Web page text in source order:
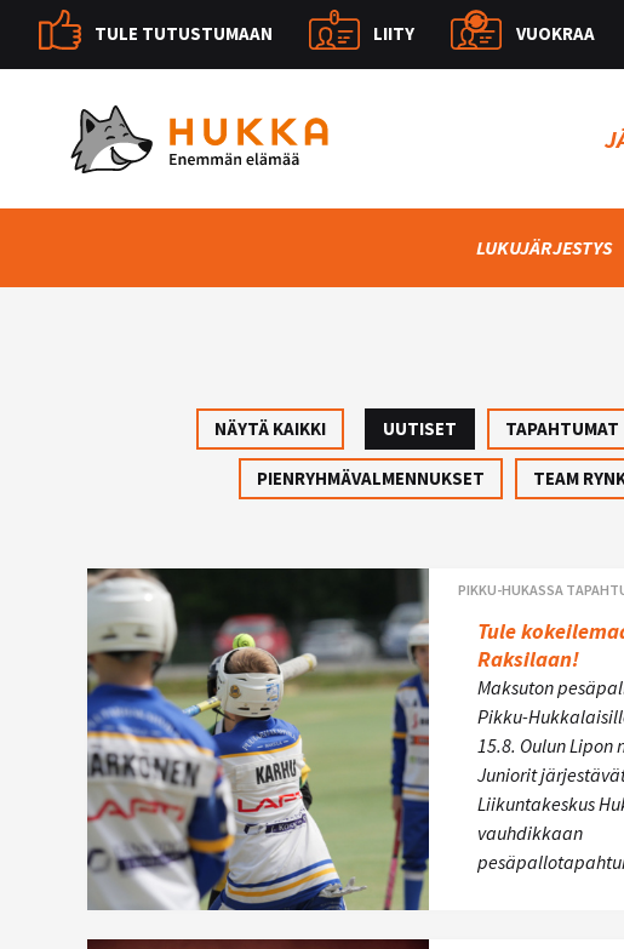
TULE TUTUSTUMAAN LIITY VUOKRAA
LUKUJÄRJESTYS
NÄYTÄ KAIKKI UUTISET TAPAHTUMAT
PIENRYHMÄVALMENNUKSET TEAM
PIKKU-HUKASSA
Tule
Raksilaan!
Maksuton
Pikku-
15.8. Oulun Lipon
Juniorit
Liikuntakeskus
vauhdikkaan